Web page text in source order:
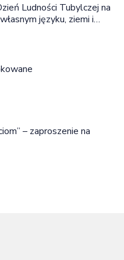
Ludności Tubylczej na
języku, ziemi i
– zaproszenie na